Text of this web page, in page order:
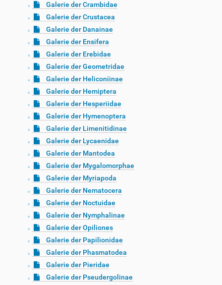
Galerie der Crambidae
Galerie der Crustacea
Galerie der Danainae
Galerie der Ensifera
Galerie der Erebidae
Galerie der Geometridae
Galerie der Heliconiinae
Galerie der Hemiptera
Galerie der Hesperiidae
Galerie der Hymenoptera
Galerie der Limenitidinae
Galerie der Lycaenidae
Galerie der Mantodea
Galerie der Mygalomorphae
Galerie der Myriapoda
Galerie der Nematocera
Galerie der Noctuidae
Galerie der Nymphalinae
Galerie der Opiliones
Galerie der Papilionidae
Galerie der Phasmatodea
Galerie der Pieridae
Galerie der Pseudergolinae